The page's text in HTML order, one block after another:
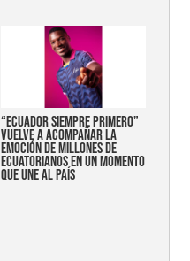
“Ecuador siempre primero”
vuelve a acompañar la
emoción de millones de
ecuatorianos en un momento
que une al país